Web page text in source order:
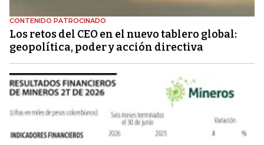
CONTENIDO PATROCINADO
Los retos del CEO en el nuevo tablero global:
geopolítica, poder y acción directiva